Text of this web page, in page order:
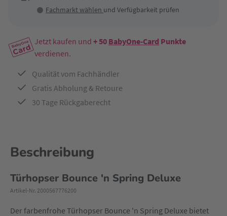
Fachmarkt wählen und Verfügbarkeit prüfen
Jetzt kaufen und + 50 BabyOne-Card Punkte
verdienen.
Qualität vom Fachhändler
Gratis Abholung & Retoure
30 Tage Rückgaberecht
Beschreibung
Türhopser Bounce 'n Spring Deluxe
Artikel-Nr. 2000567776200
Der farbenfrohe Türhopser Bounce 'n Spring Deluxe bietet